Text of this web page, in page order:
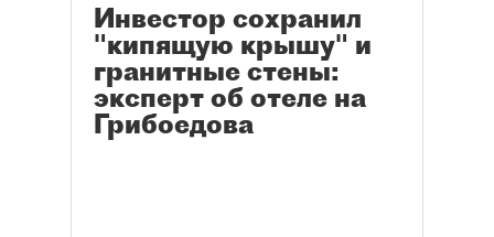
Инвестор сохранил
"кипящую крышу" и
гранитные стены:
эксперт об отеле на
Грибоедова